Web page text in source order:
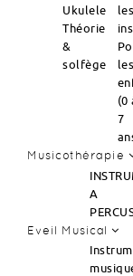
Ukulele
Théorie
&
solfège
les
les
(0
7
Musicothérapie
A
Eveil Musical